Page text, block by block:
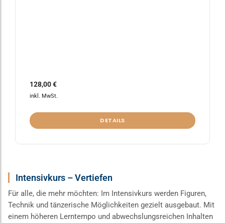
128,00€
inkl. MwSt.
DETAILS
Intensivkurs – Vertiefen
Für alle, die mehr möchten: Im Intensivkurs werden Figuren,
Technik und tänzerische Möglichkeiten gezielt ausgebaut. Mit
einem höheren Lerntempo und abwechslungsreichen Inhalten